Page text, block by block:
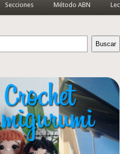
Secciones Método ABN
Buscar